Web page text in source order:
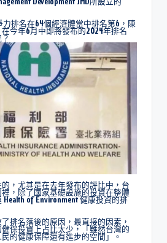
排名在64個經濟體當中排名第6，陳
今年6月中即將發布的2024年排名
，尤其是在去年發布的評比中，台
，除了國家基礎設施的投資在整體
of Environment 健康投資的排
排名落後的原因，最直接的因素，
保投資上占比太少，「雖然台灣的
的健康保障還有進步的空間」。